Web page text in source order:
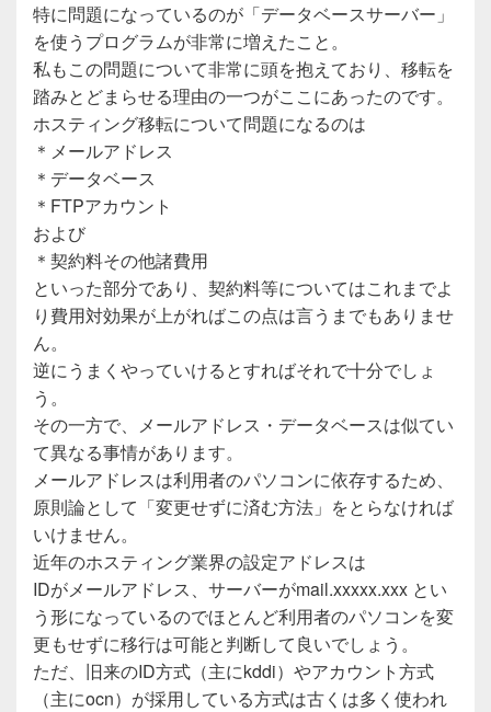
特に問題になっているのが「データベースサーバー」
を使うプログラムが非常に増えたこと。
私もこの問題について非常に頭を抱えており、移転を
踏みとどまらせる理由の一つがここにあったのです。
ホスティング移転について問題になるのは
＊メールアドレス
＊データベース
＊FTPアカウント
および
＊契約料その他諸費用
といった部分であり、契約料等についてはこれまでよ
り費用対効果が上がればこの点は言うまでもありませ
ん。
逆にうまくやっていけるとすればそれで十分でしょ
う。
その一方で、メールアドレス・データベースは似てい
て異なる事情があります。
メールアドレスは利用者のパソコンに依存するため、
原則論として「変更せずに済む方法」をとらなければ
いけません。
近年のホスティング業界の設定アドレスは
IDがメールアドレス、サーバーがmail.xxxxx.xxx とい
う形になっているのでほとんど利用者のパソコンを変
更もせずに移行は可能と判断して良いでしょう。
ただ、旧来のID方式（主にkddi）やアカウント方式
（主にocn）が採用している方式は古くは多く使われ